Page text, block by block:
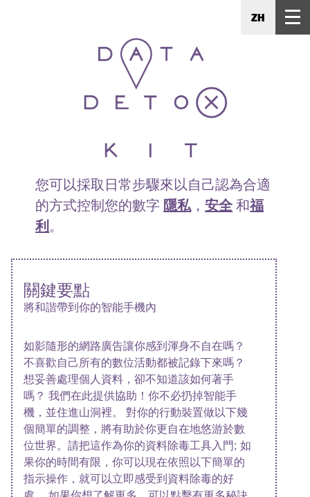
ZH
您可以採取日常步驟來以自己認為合適
的方式控制您的數字 隱私，安全和福
利。
關鍵要點
將和諧帶到你的智能手機內
如影隨形的網路廣告讓你感到渾身不自在嗎？
不喜歡自己所有的數位活動都被記錄下來嗎？
想妥善處理個人資料，卻不知道該如何著手
嗎？ 我們在此提供協助！你不必扔掉智能手
機，並住進山洞裡。 對你的行動裝置做以下幾
個簡單的調整，將有助於你更自在地悠游於數
位世界。請把這作為你的資料除毒工具入門; 如
果你的時間有限，你可以現在依照以下簡單的
指示操作，就可以立即感受到資料除毒的好